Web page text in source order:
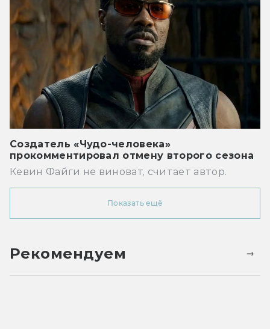
Создатель «Чудо-человека»
прокомментировал отмену второго сезона
Кевин Файги не виноват, считает автор.
Показать ещё
Рекомендуем